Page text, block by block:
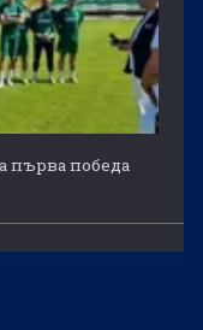
първа победа